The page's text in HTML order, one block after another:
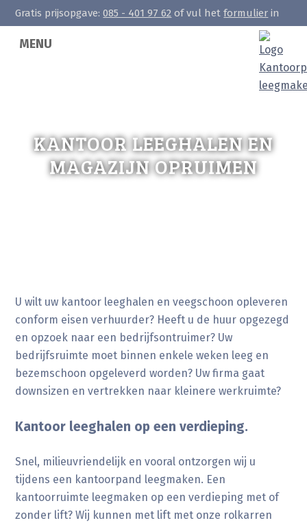
Gratis prijsopgave:085 - 401 97 62 of vul hetformulier in
MENU
KANTOOR LEEGHALEN EN
MAGAZIJN OPRUIMEN
U wilt uw kantoor leeghalen en veegschoon opleveren
conform eisen verhuurder? Heeft u de huur opgezegd
en opzoek naar een bedrijfsontruimer? Uw
bedrijfsruimte moet binnen enkele weken leeg en
bezemschoon opgeleverd worden? Uw firma gaat
downsizen en vertrekken naar kleinere werkruimte?
Kantoor leeghalen op een verdieping.
Snel, milieuvriendelijk en vooral ontzorgen wij u
tijdens een kantoorpand leegmaken. Een
kantoorruimte leegmaken op een verdieping met of
zonder lift? Wij kunnen met lift met onze rolkarren